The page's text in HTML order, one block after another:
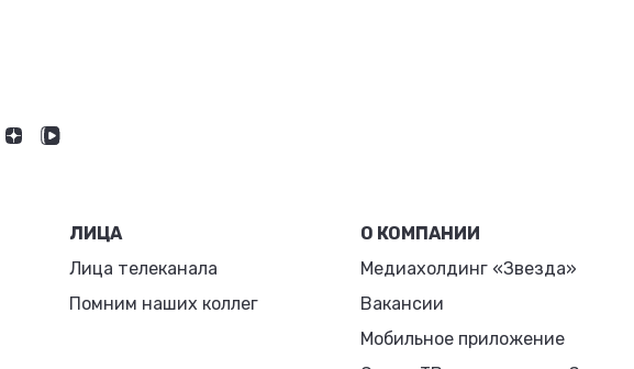
ЛИЦА
Лица телеканала
Помним наших коллег
О КОМПАНИИ
Медиахолдинг «Звезда»
Вакансии
Мобильное приложение